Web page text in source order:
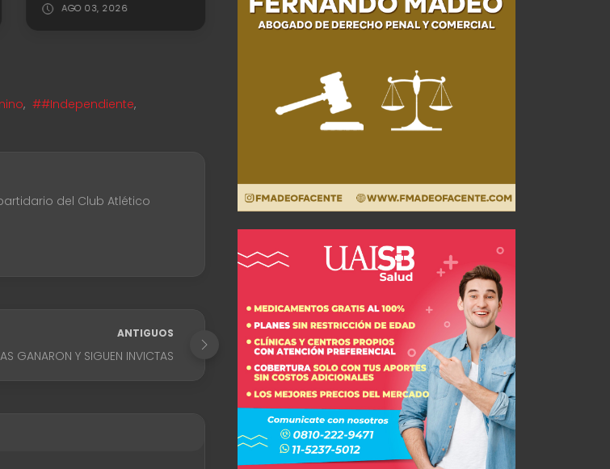
AGO 03, 2026
, ##Independiente,
del Club Atlético
ANTIGUOS
GANARON Y SIGUEN INVICTAS